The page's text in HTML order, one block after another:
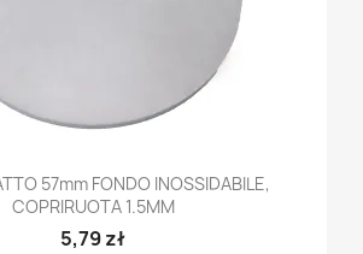
57mm FONDO INOSSIDABILE,
COPRIRUOTA 1.5MM
5,79 zł